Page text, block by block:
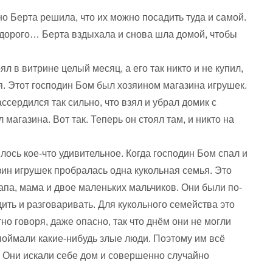
Берта решила, что их можно посадить туда и самой.
дорого… Берта вздыхала и снова шла домой, чтобы
в витрине целый месяц, а его так никто и не купил,
Этот господин Бом был хозяином магазина игрушек.
так сильно, что взял и убрал домик с
Вот так. Теперь он стоял там, и никто на
кое-что удивительное. Когда господин Бом спал и
игрушек пробралась одна кукольная семья. Это
мама и двое маленьких мальчиков. Они были по-
и разговаривать. Для кукольного семейства это
говоря, даже опасно, так что днём они не могли
какие-нибудь злые люди. Поэтому им всё
Они искали себе дом и совершенно случайно